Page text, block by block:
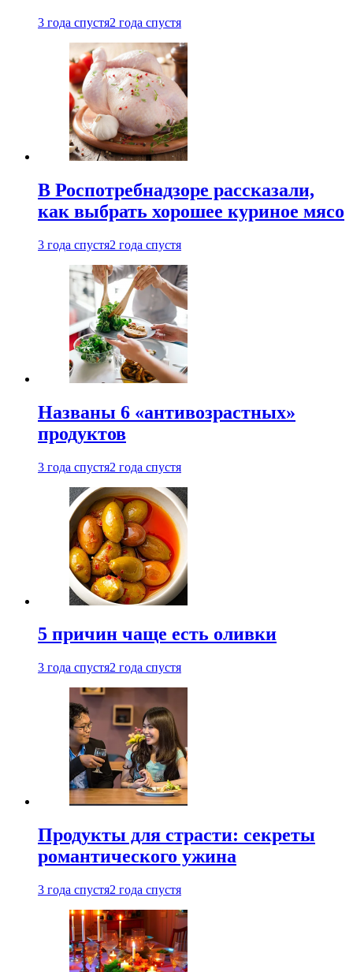
3 года спустя2 года спустя
В Роспотребнадзоре рассказали,
как выбрать хорошее куриное мясо
3 года спустя2 года спустя
Названы 6 «антивозрастных»
продуктов
3 года спустя2 года спустя
5 причин чаще есть оливки
3 года спустя2 года спустя
Продукты для страсти: секреты
романтического ужина
3 года спустя2 года спустя